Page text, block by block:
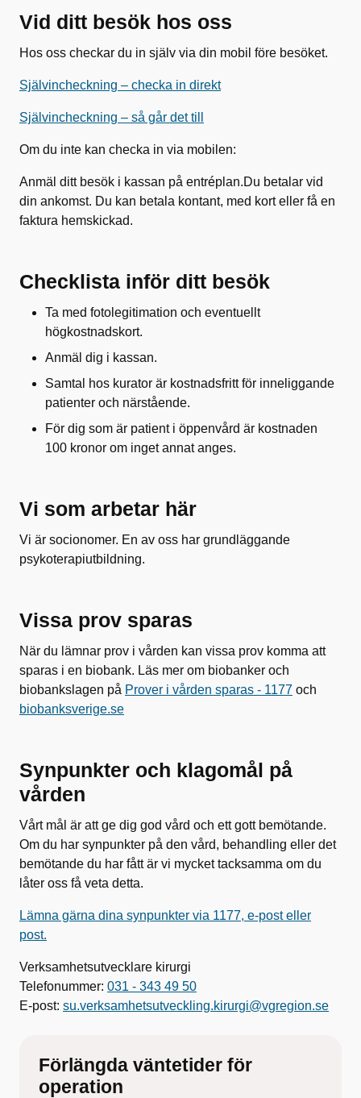
Vid ditt besök hos oss
Hos oss checkar du in själv via din mobil före besöket.
Självincheckning – checka in direkt
Självincheckning – så går det till
Om du inte kan checka in via mobilen:
Anmäl ditt besök i kassan på entréplan.Du betalar vid
din ankomst. Du kan betala kontant, med kort eller få en
faktura hemskickad.
Checklista inför ditt besök
Ta med fotolegitimation och eventuellt
högkostnadskort.
Anmäl dig i kassan.
Samtal hos kurator är kostnadsfritt för inneliggande
patienter och närstående.
För dig som är patient i öppenvård är kostnaden
100 kronor om inget annat anges.
Vi som arbetar här
Vi är socionomer. En av oss har grundläggande
psykoterapiutbildning.
Vissa prov sparas
När du lämnar prov i vården kan vissa prov komma att
sparas i en biobank. Läs mer om biobanker och
biobankslagen på Prover i vården sparas - 1177 och
biobanksverige.se
Synpunkter och klagomål på
vården
Vårt mål är att ge dig god vård och ett gott bemötande.
Om du har synpunkter på den vård, behandling eller det
bemötande du har fått är vi mycket tacksamma om du
låter oss få veta detta.
Lämna gärna dina synpunkter via 1177, e-post eller
post.
Verksamhetsutvecklare kirurgi
Telefonummer: 031 - 343 49 50
E-post: su.verksamhetsutveckling.kirurgi@vgregion.se
Förlängda väntetider för
operation